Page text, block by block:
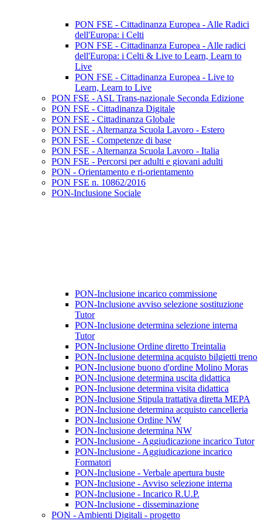
PON FSE - Cittadinanza Europea - Alle Radici
dell'Europa: i Celti
PON FSE - Cittadinanza Europea - Alle radici
dell'Europa: i Celti & Live to Learn, Learn to
Live
PON FSE - Cittadinanza Europea - Live to
Learn, Learn to Live
PON FSE - ASL Trans-nazionale Seconda Edizione
PON FSE - Cittadinanza Digitale
PON FSE - Cittadinanza Globale
PON FSE - Alternanza Scuola Lavoro - Estero
PON FSE - Competenze di base
PON FSE - Alternanza Scuola Lavoro - Italia
PON FSE - Percorsi per adulti e giovani adulti
PON - Orientamento e ri-orientamento
PON FSE n. 10862/2016
PON-Inclusione Sociale
PON-Inclusione incarico commissione
PON-Inclusione avviso selezione sostituzione
Tutor
PON-Inclusione determina selezione interna
Tutor
PON-Inclusione Ordine diretto Treintalia
PON-Inclusione determina acquisto bilgietti treno
PON-Inclusione buono d'ordine Molino Moras
PON-Inclusione determina uscita didattica
PON-Inclusione determina visita didattica
PON-Inclusione Stipula trattativa diretta MEPA
PON-Inclusione determina acquisto cancelleria
PON-Inclusione Ordine NW
PON-Inclusione determina NW
PON-Inclusione - Aggiudicazione incarico Tutor
PON-Inclusione - Aggiudicazione incarico
Formatori
PON-Inclusione - Verbale apertura buste
PON-Inclusione - Avviso selezione interna
PON-Inclusione - Incarico R.U.P.
PON-Inclusione - disseminazione
PON - Ambienti Digitali - progetto